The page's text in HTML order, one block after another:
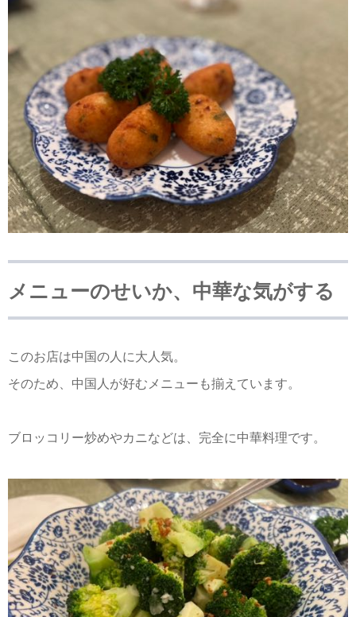
メニューのせいか、中華な気がする
このお店は中国の人に大人気。
そのため、中国人が好むメニューも揃えています。
ブロッコリー炒めやカニなどは、完全に中華料理です。